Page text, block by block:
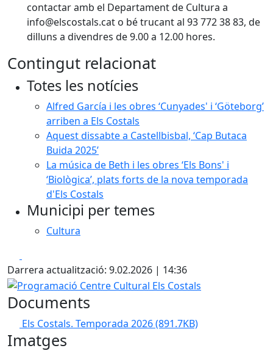
contactar amb el Departament de Cultura a
info@elscostals.cat o bé trucant al 93 772 38 83, de
dilluns a divendres de 9.00 a 12.00 hores.
Contingut relacionat
Totes les notícies
Alfred García i les obres ‘Cunyades' i ‘Göteborg’
arriben a Els Costals
Aquest dissabte a Castellbisbal, ‘Cap Butaca
Buida 2025’
La música de Beth i les obres ‘Els Bons' i
‘Biològica’, plats forts de la nova temporada
d'Els Costals
Municipi per temes
Cultura
Darrera actualització: 9.02.2026 | 14:36
Programació Centre Cultural Els Costals
Documents
Els Costals. Temporada 2026(891.7KB)
Imatges